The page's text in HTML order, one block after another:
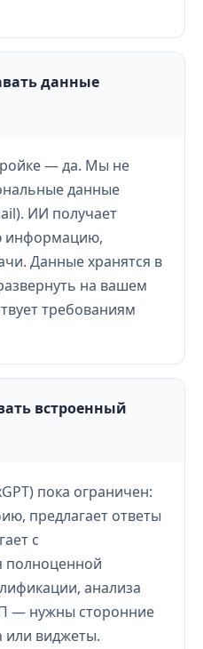
данные
— да. Мы не
данные
ИИ получает
информацию,
Данные хранятся в
на вашем
требованиям
встроенный
пока ограничен:
предлагает ответы
с
полноценной
анализа
— нужны сторонние
или виджеты.